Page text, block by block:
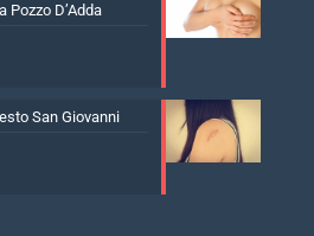
D’Adda
San Giovanni